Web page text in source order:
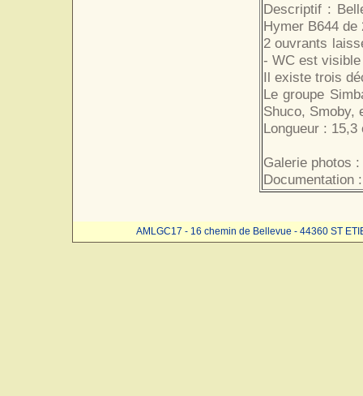
Descriptif :
Hymer B644 de
2 ouvrants
- WC est
Il existe trois
Le groupe
Shuco, Smoby,
Longueur :
Galerie photos :
Documentation :
AMLGC17 - 16 chemin de Bellevue - 44360 ST